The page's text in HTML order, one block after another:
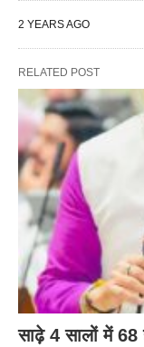
2 YEARS AGO
RELATED POST
साढ़े 4 सालों में 68